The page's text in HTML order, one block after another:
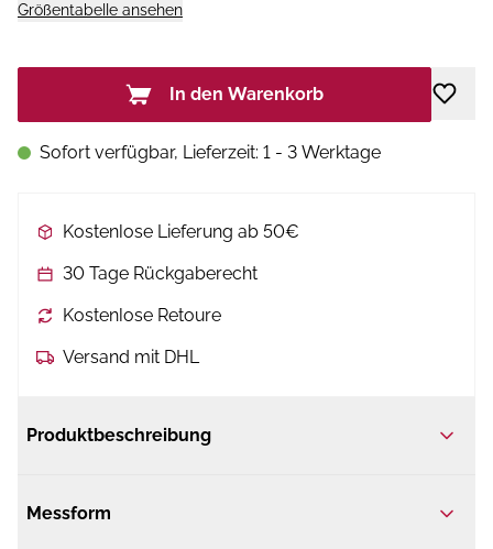
Größentabelle ansehen
In den Warenkorb
Sofort verfügbar, Lieferzeit: 1 - 3 Werktage
Kostenlose Lieferung ab 50€
30 Tage Rückgaberecht
Kostenlose Retoure
Versand mit DHL
Produktbeschreibung
Messform